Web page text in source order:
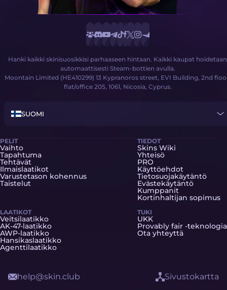
Hanki kaikki skinisuosikkisi parhaaseen hintaan. Kaikki kaupat hoidetaan
automaattisesti Steam-bottien avulla.
Moontain Limited (HE410299) 13 Kypranoros street, EVI Building, 2nd
flat/office 205, 1061, Nicosia, Cyprus.
SUOMI
PELIT
Vaihto
Tapahtuma
Tehtävät
Ilmaislaatikot
Varustetason kohennus
Taistelut
LAATIKOT
Veitsilaatikko
AK-47-laatikko
AWP-laatikko
Hansikaslaatikko
Agenttilaatikko
TIEDOT
Skins Wiki
Yhteisö
PRO
Käyttöehdot
Tietosuojakäytäntö
Evästekäytäntö
Kumppanit
Kortinhaltijan sopimus
TUKI
UKK
Provably fair -teknologia
Ota yhteyttä
help@skin.club Sivustokartta